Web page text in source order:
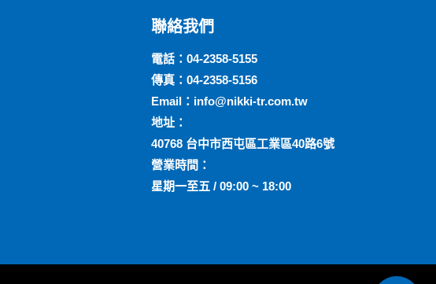
聯絡我們
電話： 04-2358-5155
傳真：04-2358-5156
Email： info@nikki-tr.com.tw
地址：
40768 台中市西屯區工業區40路6號
營業時間：
星期一至五 / 09:00 ~ 18:00